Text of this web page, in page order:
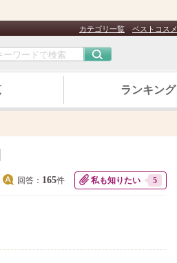
カテゴリ一覧 ベストコスメ
ランキング
回答： 165件 私も知りたい 5